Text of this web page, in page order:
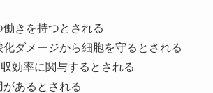
きを持つとされる
ダメージから細胞を守るとされる
効率に関与するとされる
あるとされる